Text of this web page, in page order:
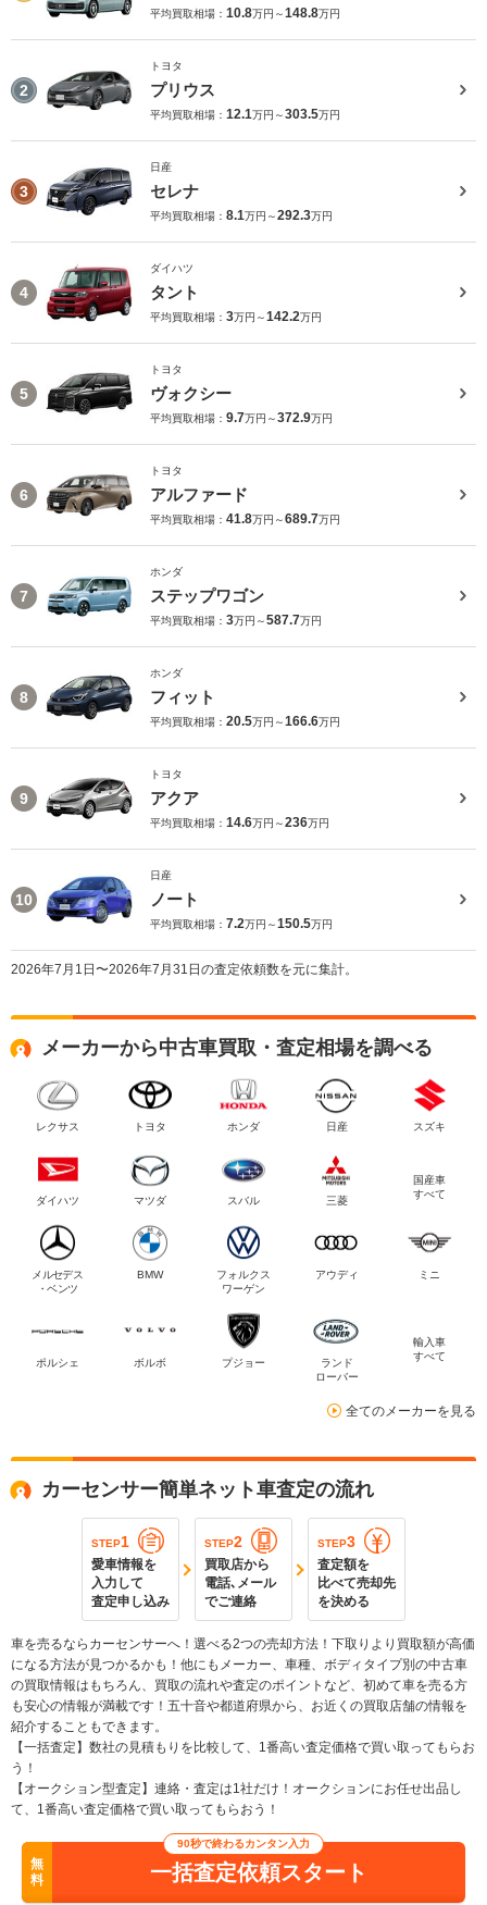
平均買取相場： 10.8万円～148.8万円
2
トヨタ
プリウス
平均買取相場： 12.1万円～303.5万円
3
日産
セレナ
平均買取相場： 8.1万円～292.3万円
4
ダイハツ
タント
平均買取相場： 3万円～142.2万円
5
トヨタ
ヴォクシー
平均買取相場： 9.7万円～372.9万円
6
トヨタ
アルファード
平均買取相場： 41.8万円～689.7万円
7
ホンダ
ステップワゴン
平均買取相場： 3万円～587.7万円
8
ホンダ
フィット
平均買取相場： 20.5万円～166.6万円
9
トヨタ
アクア
平均買取相場： 14.6万円～236万円
10
日産
ノート
平均買取相場： 7.2万円～150.5万円
2026年7月1日〜2026年7月31日の査定依頼数を元に集計。
メーカーから中古車買取・査定相場を調べる
レクサス トヨタ ホンダ 日産 スズキ
ダイハツ マツダ スバル 三菱
国産車
すべて
メルセデス
・ベンツ
BMW
フォルクス
ワーゲン
アウディ ミニ
ポルシェ ボルボ プジョー
ランド
ローバー
輸入車
すべて
全てのメーカーを見る
カーセンサー簡単ネット車査定の流れ
STEP1
愛車情報を
入力して
査定申し込み
STEP2
買取店から
電話､メール
でご連絡
STEP3
査定額を
比べて売却先
を決める
車を売るならカーセンサーへ！選べる2つの売却方法！下取りより買取額が高価
になる方法が見つかるかも！他にもメーカー、車種、ボディタイプ別の中古車
の買取情報はもちろん、買取の流れや査定のポイントなど、初めて車を売る方
も安心の情報が満載です！五十音や都道府県から、お近くの買取店舗の情報を
紹介することもできます。
【一括査定】数社の見積もりを比較して、1番高い査定価格で買い取ってもらお
う！
【オークション型査定】連絡・査定は1社だけ！オークションにお任せ出品し
て、1番高い査定価格で買い取ってもらおう！
無
料
90秒で終わるカンタン入力
一括査定依頼スタート